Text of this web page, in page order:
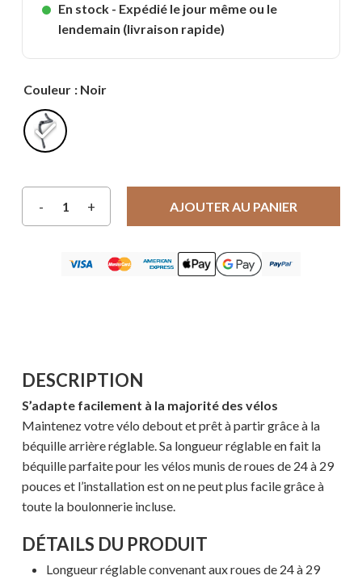
En stock - Expédié le jour même ou le
lendemain (livraison rapide)
Couleur : Noir
AJOUTER AU PANIER
DESCRIPTION
S’adapte facilement à la majorité des vélos
Maintenez votre vélo debout et prêt à partir grâce à la
béquille arrière réglable. Sa longueur réglable en fait la
béquille parfaite pour les vélos munis de roues de 24 à 29
pouces et l’installation est on ne peut plus facile grâce à
toute la boulonnerie incluse.
DÉTAILS DU PRODUIT
Longueur réglable convenant aux roues de 24 à 29